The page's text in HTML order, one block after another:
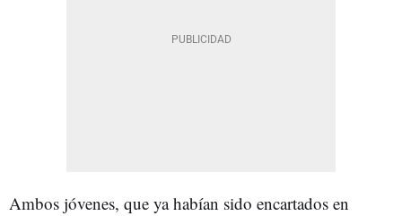
Ambos jóvenes, que ya habían sido encartados en